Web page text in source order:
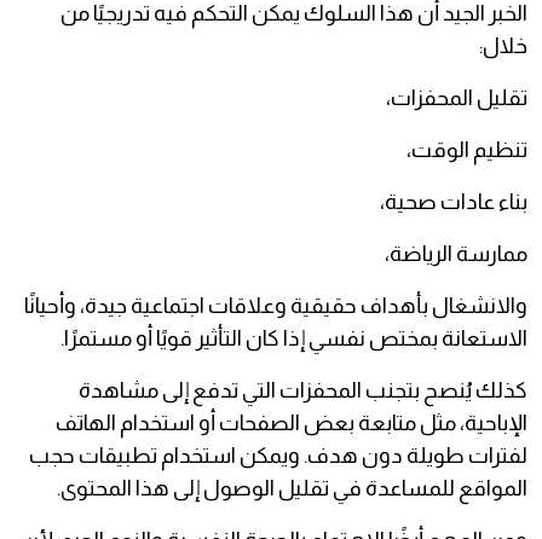
الخبر الجيد أن هذا السلوك يمكن التحكم فيه تدريجيًا من
خلال:
تقليل المحفزات،
تنظيم الوقت،
بناء عادات صحية،
ممارسة الرياضة،
والانشغال بأهداف حقيقية وعلاقات اجتماعية جيدة، وأحيانًا
الاستعانة بمختص نفسي إذا كان التأثير قويًا أو مستمرًا.
كذلك يُنصح بتجنب المحفزات التي تدفع إلى مشاهدة
الإباحية، مثل متابعة بعض الصفحات أو استخدام الهاتف
لفترات طويلة دون هدف. ويمكن استخدام تطبيقات حجب
المواقع للمساعدة في تقليل الوصول إلى هذا المحتوى.